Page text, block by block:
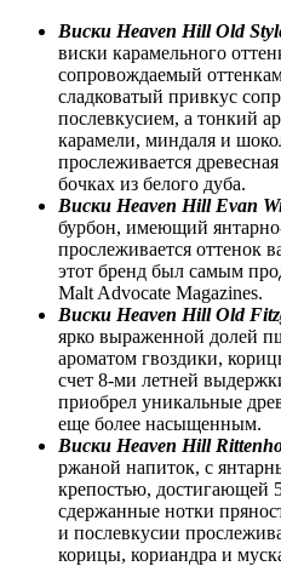
Виски Heaven Hill Old
виски карамельного
сопровождаемый
сладковатый привкус
послевкусием, а тонкий
карамели, миндаля и
прослеживается
бочках из белого дуба.
Виски Heaven Hill Evan
бурбон, имеющий
прослеживается оттенок
этот бренд был самым
Malt Advocate Magazines.
Виски Heaven Hill Old
ярко выраженной долей
ароматом гвоздики,
счет 8-ми летней
приобрел уникальные
еще более насыщенным.
Виски Heaven Hill
ржаной напиток, с
крепостью, достигающей
сдержанные нотки
и послевкусии
корицы, кориандра и